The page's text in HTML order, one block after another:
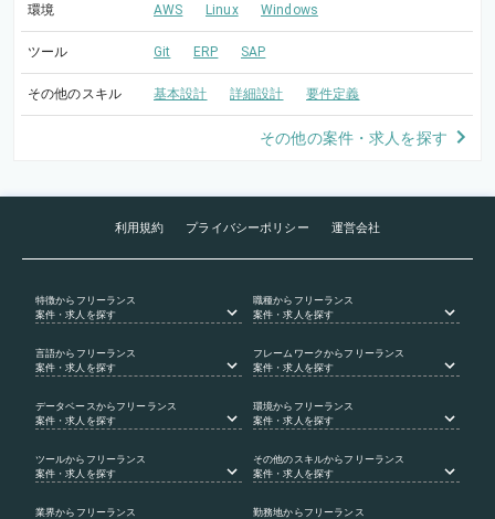
環境 AWS Linux Windows
ツール Git ERP SAP
その他のスキル 基本設計 詳細設計 要件定義
その他の案件・求人を探す
利用規約 プライバシーポリシー 運営会社
特徴からフリーランス
案件・求人を探す
職種からフリーランス
案件・求人を探す
言語からフリーランス
案件・求人を探す
フレームワークからフリーランス
案件・求人を探す
データベース からフリーランス
案件・求人を探す
環境からフリーランス
案件・求人を探す
ツールからフリーランス
案件・求人を探す
その他のスキルからフリーランス
案件・求人を探す
業界からフリーランス 勤務地からフリーランス